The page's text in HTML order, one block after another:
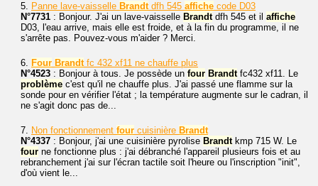
5. Panne lave-vaisselle Brandtdfh 545 affiche code D03
N°7731 : Bonjour. J'ai un lave-vaisselle Brandtdfh 545 et il affiche
D03, l'eau arrive, mais elle est froide, et à la fin du programme, il ne
s'arrête pas. Pouvez-vous m'aider ? Merci.
6. Four Brandtfc 432 xf11 ne chauffe plus
N°4523 : Bonjour à tous. Je possède un four Brandtfc432 xf11. Le
problème c'est qu'il ne chauffe plus. J'ai passé une flamme sur la
sonde pour en vérifier l'état ; la température augmente sur le cadran, il
ne s'agit donc pas de...
7. Non fonctionnement four cuisinière Brandt
N°4337 : Bonjour, j'ai une cuisinière pyrolise Brandtkmp 715 W. Le
four ne fonctionne plus : j'ai débranché l'appareil plusieurs fois et au
rebranchement j'ai sur l'écran tactile soit l'heure ou l'inscription "init",
d'où vient le...